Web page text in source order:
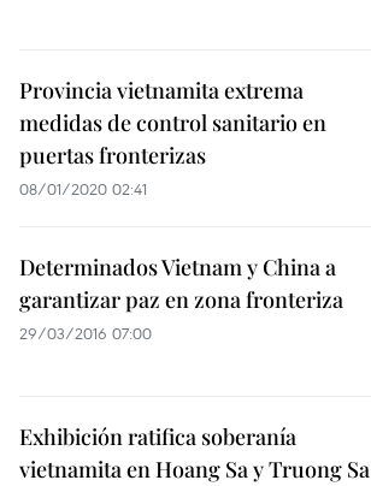
Provincia vietnamita extrema
medidas de control sanitario en
puertas fronterizas
08/01/2020 02:41
Determinados Vietnam y China a
garantizar paz en zona fronteriza
29/03/2016 07:00
Exhibición ratifica soberanía
vietnamita en Hoang Sa y Truong Sa